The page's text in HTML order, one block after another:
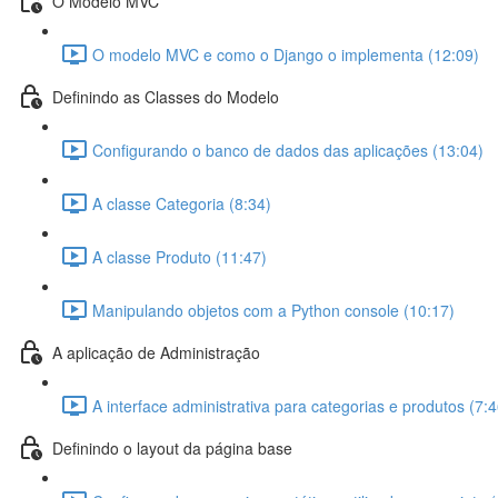
O modelo MVC e como o Django o implementa (12:09)
Definindo as Classes do Modelo
Configurando o banco de dados das aplicações (13:04)
A classe Categoria (8:34)
A classe Produto (11:47)
Manipulando objetos com a Python console (10:17)
A aplicação de Administração
A interface administrativa para categorias e produtos
Definindo o layout da página base